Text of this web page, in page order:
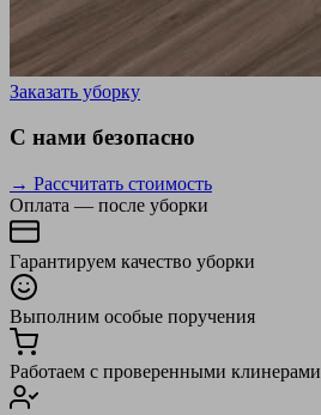
Заказать уборку
С нами безопасно
→ Рассчитать стоимость
Оплата — после уборки
Гарантируем качество уборки
Выполним особые поручения
Работаем с проверенными клинерами